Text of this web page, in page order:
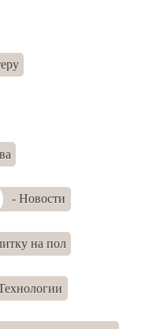
- Новости
на пол